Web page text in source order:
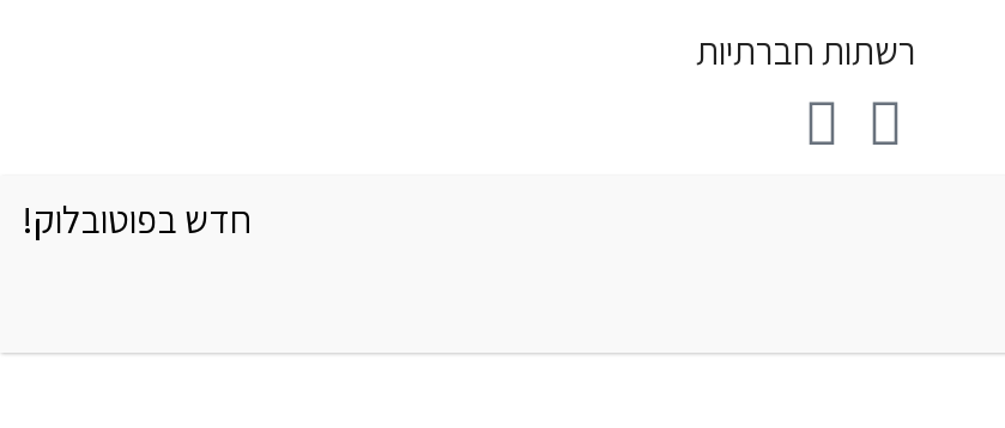
רשתות חברתיות
חדש בפוטובלוק!